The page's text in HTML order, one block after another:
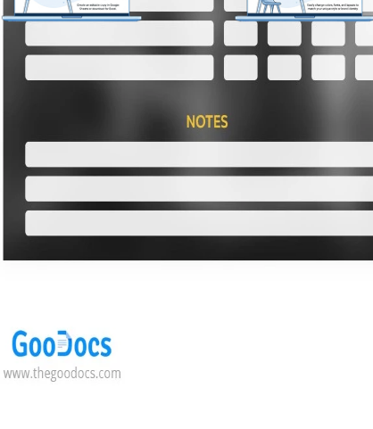
votre document Personnalisez tout
associés